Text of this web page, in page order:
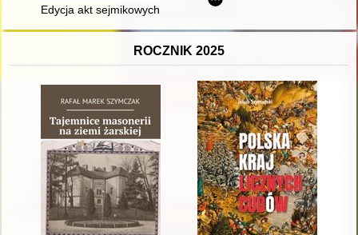
Edycja akt sejmikowych województwa bełskiego z lat 1572-
ROCZNIK 2025